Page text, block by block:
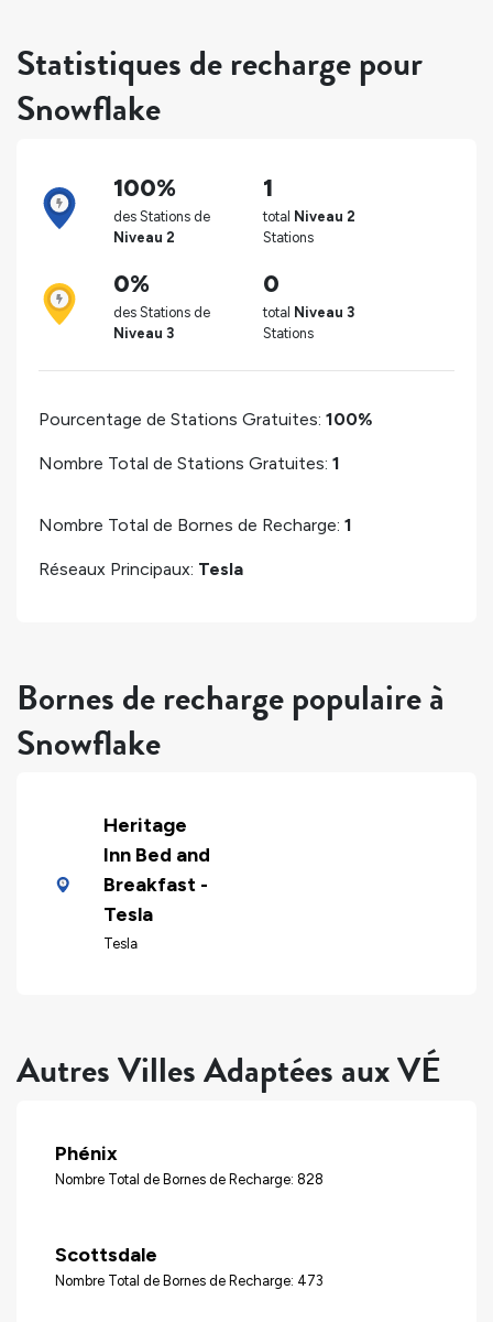
Statistiques de recharge pour
Snowflake
100%
des Stations de
Niveau 2
1
total Niveau 2
Stations
0%
des Stations de
Niveau 3
0
total Niveau 3
Stations
Pourcentage de Stations Gratuites: 100%
Nombre Total de Stations Gratuites: 1
Nombre Total de Bornes de Recharge: 1
Réseaux Principaux: Tesla
Bornes de recharge populaire à
Snowflake
Heritage
Inn Bed and
Breakfast -
Tesla
Tesla
Autres Villes Adaptées aux VÉ
Phénix
Nombre Total de Bornes de Recharge: 828
Scottsdale
Nombre Total de Bornes de Recharge: 473